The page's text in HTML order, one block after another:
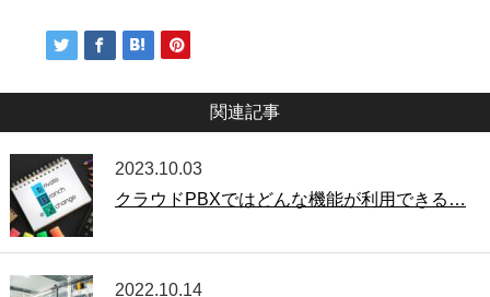
関連記事
2023.10.03
クラウドPBXではどんな機能が利用できる…
2022.10.14